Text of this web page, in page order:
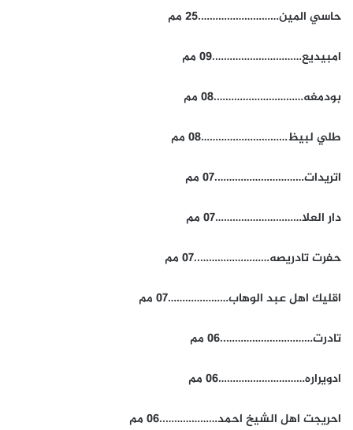
حاسي المين……………………….25 مم
امبيديع………………………….09 مم
بودمغه………………………….08 مم
طلي لبيظ…………………………08 مم
اتريدات………………………….07 مم
دار العلا…………………………07 مم
حفرت تادريصه……………………..07 مم
اقليك اهل عبد الوهاب…………………07 مم
تادرت…………………………..06 مم
ادويراره…………………………06 مم
احريجت اهل الشيخ احمد………………..06 مم